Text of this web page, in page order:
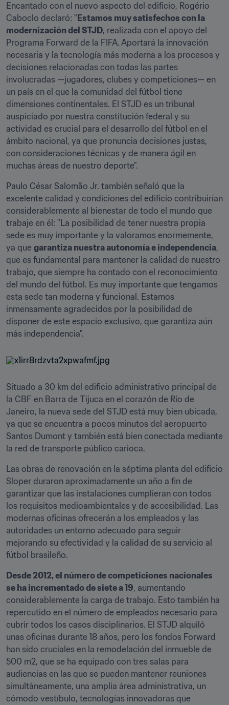
Encantado con el nuevo aspecto del edificio, Rogério
Caboclo declaró: " Estamos muy satisfechos con la
modernización del STJD, realizada con el apoyo del
Programa Forward de la FIFA. Aportará la innovación
necesaria y la tecnología más moderna a los procesos y
decisiones relacionadas con todas las partes
involucradas —jugadores, clubes y competiciones— en
un país en el que la comunidad del fútbol tiene
dimensiones continentales. El STJD es un tribunal
auspiciado por nuestra constitución federal y su
actividad es crucial para el desarrollo del fútbol en el
ámbito nacional, ya que pronuncia decisiones justas,
con consideraciones técnicas y de manera ágil en
muchas áreas de nuestro deporte".
Paulo César Salomão Jr. también señaló que la
excelente calidad y condiciones del edificio contribuirían
considerablemente al bienestar de todo el mundo que
trabaje en él: "La posibilidad de tener nuestra propia
sede es muy importante y la valoramos enormemente,
ya que garantiza nuestra autonomía e independencia,
que es fundamental para mantener la calidad de nuestro
trabajo, que siempre ha contado con el reconocimiento
del mundo del fútbol. Es muy importante que tengamos
esta sede tan moderna y funcional. Estamos
inmensamente agradecidos por la posibilidad de
disponer de este espacio exclusivo, que garantiza aún
más independencia".
Situado a 30 km del edificio administrativo principal de
la CBF en Barra de Tijuca en el corazón de Río de
Janeiro, la nueva sede del STJD está muy bien ubicada,
ya que se encuentra a pocos minutos del aeropuerto
Santos Dumont y también está bien conectada mediante
la red de transporte público carioca.
Las obras de renovación en la séptima planta del edificio
Sloper duraron aproximadamente un año a fin de
garantizar que las instalaciones cumplieran con todos
los requisitos medioambientales y de accesibilidad. Las
modernas oficinas ofrecerán a los empleados y las
autoridades un entorno adecuado para seguir
mejorando su efectividad y la calidad de su servicio al
fútbol brasileño.
Desde 2012, el número de competiciones nacionales
se ha incrementado de siete a 19, aumentando
considerablemente la carga de trabajo. Esto también ha
repercutido en el número de empleados necesario para
cubrir todos los casos disciplinarios. El STJD alquiló
unas oficinas durante 18 años, pero los fondos Forward
han sido cruciales en la remodelación del inmueble de
500 m2, que se ha equipado con tres salas para
audiencias en las que se pueden mantener reuniones
simultáneamente, una amplia área administrativa, un
cómodo vestíbulo, tecnologías innovadoras que